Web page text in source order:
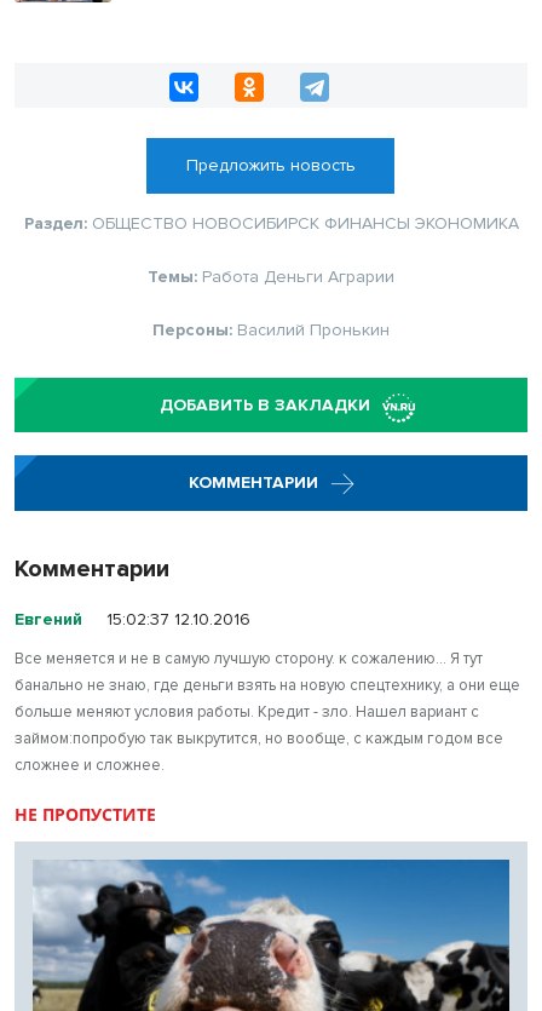
Предложить новость
Раздел: ОБЩЕСТВО НОВОСИБИРСК ФИНАНСЫ ЭКОНОМИКА
Темы: Работа Деньги Аграрии
Персоны: Василий Пронькин
ДОБАВИТЬ В ЗАКЛАДКИ
КОММЕНТАРИИ
Комментарии
Евгений 15:02:37 12.10.2016
Все меняется и не в самую лучшую сторону. к сожалению... Я тут
банально не знаю, где деньги взять на новую спецтехнику, а они еще
больше меняют условия работы. Кредит - зло. Нашел вариант с
займом:попробую так выкрутится, но вообще, с каждым годом все
сложнее и сложнее.
НЕ ПРОПУСТИТЕ